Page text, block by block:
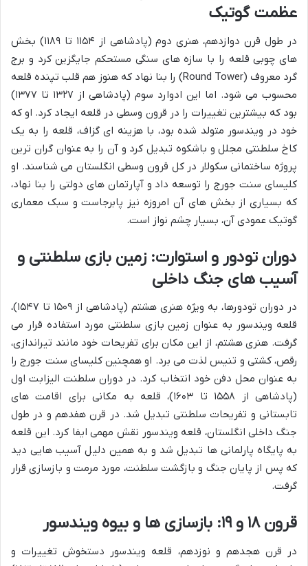
عظمت گوتیک
در طول قرن دوازدهم، هنری دوم (پادشاهی از ۱۱۵۴ تا ۱۱۸۹) بخش
های چوبی قلعه را با سازه های سنگی مستحکم جایگزین کرد و برج
گرد معروف (Round Tower) را بنا نهاد که هنوز هم قلب تپنده قلعه
محسوب می شود. اما این ادوارد سوم (پادشاهی از ۱۳۲۷ تا ۱۳۷۷)
بود که بیشترین تغییرات را در قرون وسطی در قلعه ایجاد کرد. او که
خود در ویندسور متولد شده بود، با هزینه ای گزاف، قلعه را به یک
کاخ سلطنتی مجلل و باشکوه تبدیل کرد و آن را به عنوان گران ترین
پروژه ساختمانی سکولار در کل قرون وسطی انگلستان می شناسند. او
کلیسای سنت جورج را توسعه داد و آپارتمان های دولتی را بنا نهاد،
که بسیاری از بخش های آن امروزه نیز پابرجاست و سبک معماری
گوتیک عمودی آن، بسیار چشم نواز است.
دوران تودور و استوارت: زمین بازی سلطنتی و
آسیب های جنگ داخلی
در دوران تودورها، به ویژه هنری هشتم (پادشاهی از ۱۵۰۹ تا ۱۵۴۷)،
قلعه ویندسور به عنوان زمین بازی سلطنتی مورد استفاده قرار می
گرفت. هنری هشتم، از این مکان برای تفریحات خود مانند تیراندازی،
رقص، کشتی و تنیس لذت می برد. او همچنین کلیسای سنت جورج را
به عنوان محل دفن خود انتخاب کرد. در دوران سلطنت الیزابت اول
(پادشاهی از ۱۵۵۸ تا ۱۶۰۳)، قلعه به مکانی برای اقامت های
تابستانی و تفریحات سلطنتی تبدیل شد. در قرن هفدهم و در طول
جنگ داخلی انگلستان، قلعه ویندسور نقش مهمی ایفا کرد. این قلعه
به پایگاه پارلمانی ها تبدیل شد و به همین دلیل آسیب هایی دید
که پس از پایان جنگ و بازگشت سلطنت، مورد مرمت و بازسازی قرار
گرفت.
قرون ۱۸ و ۱۹: بازسازی ها و بیوه ویندسور
در قرن هجدهم و نوزدهم، قلعه ویندسور دستخوش تغییرات و